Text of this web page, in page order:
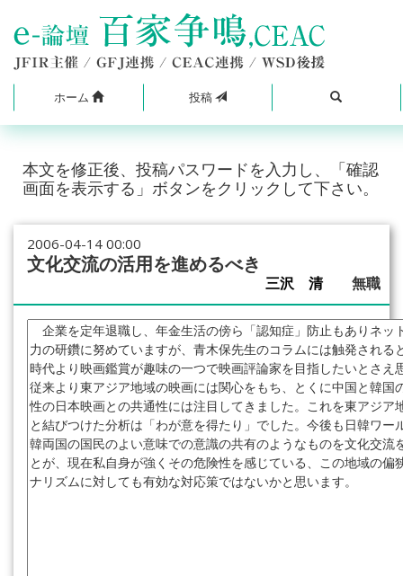
ホーム 投稿
本文を修正後、投稿パスワードを入力し、「確認
画面を表示する」ボタンをクリックして下さい。
2006-04-14 00:00
文化交流の活用を進めるべき
三沢 清 無職